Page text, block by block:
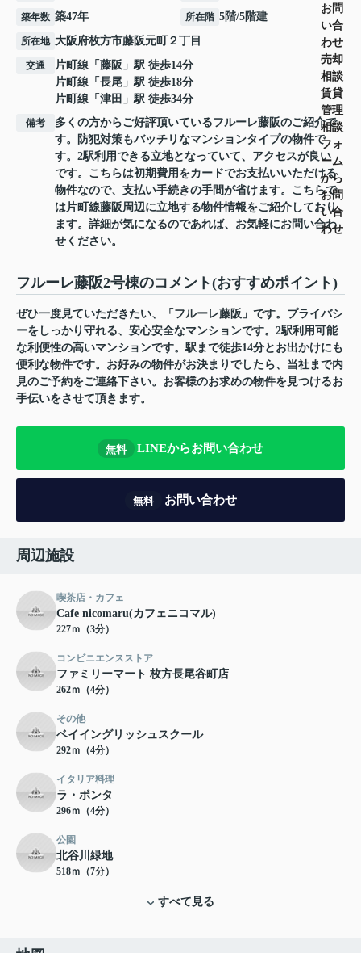
お問
い合
わせ
売却
相談
賃貸
管理
相談
フォ
ーム
から
お問
い合
わせ
築年数 築47年 所在階 5階/5階建
所在地 大阪府枚方市藤阪元町 ２丁目
交通 片町線 「 藤阪 」駅 徒歩14分
片町線 「 長尾 」駅 徒歩18分
片町線 「 津田 」駅 徒歩34分
備考
多くの方からご好評頂いているフルーレ藤阪のご紹介で
す。防犯対策もバッチリなマンションタイプの物件で
す。2駅利用できる立地となっていて、アクセスが良い
です。こちらは初期費用をカードでお支払いいただける
物件なので、支払い手続きの手間が省けます。こちらで
は片町線藤阪周辺に立地する物件情報をご紹介しており
ます。詳細が気になるのであれば、お気軽にお問い合わ
せください。
フルーレ藤阪2号棟のコメント(おすすめポイント)
ぜひ一度見ていただきたい、「フルーレ藤阪」です。プライバシ
ーをしっかり守れる、安心安全なマンションです。2駅利用可能
な利便性の高いマンションです。駅まで徒歩14分とお出かけにも
便利な物件です。お好みの物件がお決まりでしたら、当社まで内
見のご予約をご連絡下さい。お客様のお求めの物件を見つけるお
手伝いをさせて頂きます。
無料 LINEからお問い合わせ
無料 お問い合わせ
周辺施設
喫茶店・カフェ
Cafe nicomaru(カフェニコマル)
227ｍ（3分）
コンビニエンスストア
ファミリーマート 枚方長尾谷町店
262ｍ（4分）
その他
ベイイングリッシュスクール
292ｍ（4分）
イタリア料理
ラ・ポンタ
296ｍ（4分）
公園
北谷川緑地
518ｍ（7分）
すべて見る